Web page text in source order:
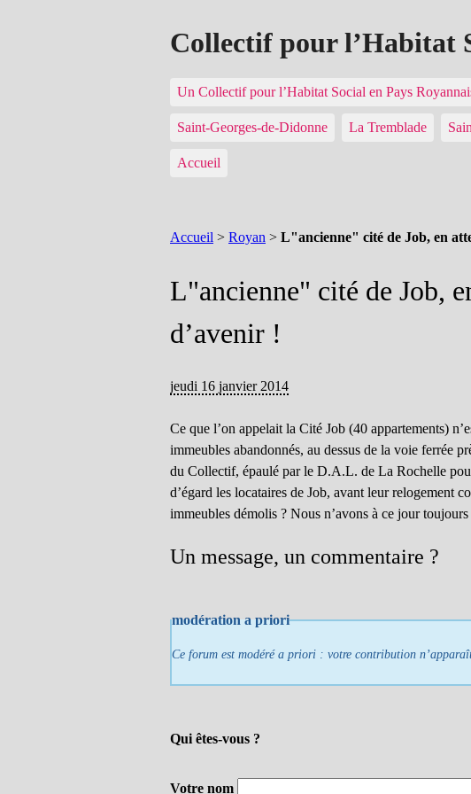
Collectif pour l’Habitat
Un Collectif pour l’Habitat Social en Pays
Saint-Georges-de-Didonne La Tremblade
Accueil
Accueil > Royan > L"ancienne" cité de Job, en
L"ancienne" cité de Job,
d’avenir !
jeudi 16 janvier 2014
Ce que l’on appelait la Cité Job (40 appartements)
immeubles abandonnés, au dessus de la voie ferrée
du Collectif, épaulé par le D.A.L. de La Rochelle
d’égard les locataires de Job, avant leur relogement
immeubles démolis ? Nous n’avons à ce jour
Un message, un commentaire ?
modération a priori
Ce forum est modéré a priori : votre contribution
Qui êtes-vous ?
Votre nom